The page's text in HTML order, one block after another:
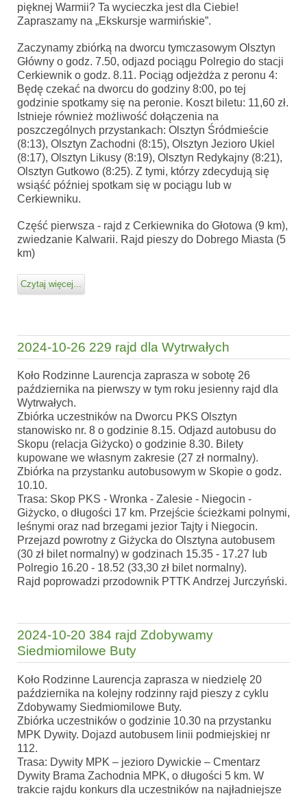
pięknej Warmii? Ta wycieczka jest dla Ciebie!
Zapraszamy na „Ekskursje warmińskie”.
Zaczynamy zbiórką na dworcu tymczasowym Olsztyn
Główny o godz. 7.50, odjazd pociągu Polregio do stacji
Cerkiewnik o godz. 8.11. Pociąg odjeżdża z peronu 4:
Będę czekać na dworcu do godziny 8:00, po tej
godzinie spotkamy się na peronie. Koszt biletu: 11,60 zł.
Istnieje również możliwość dołączenia na
poszczególnych przystankach: Olsztyn Śródmieście
(8:13), Olsztyn Zachodni (8:15), Olsztyn Jezioro Ukiel
(8:17), Olsztyn Likusy (8:19), Olsztyn Redykajny (8:21),
Olsztyn Gutkowo (8:25). Z tymi, którzy zdecydują się
wsiąść później spotkam się w pociągu lub w
Cerkiewniku.
Część pierwsza - rajd z Cerkiewnika do Głotowa (9 km),
zwiedzanie Kalwarii. Rajd pieszy do Dobrego Miasta (5
km)
Czytaj więcej...
2024-10-26 229 rajd dla Wytrwałych
Koło Rodzinne Laurencja zaprasza w sobotę 26
października na pierwszy w tym roku jesienny rajd dla
Wytrwałych.
Zbiórka uczestników na Dworcu PKS Olsztyn
stanowisko nr. 8 o godzinie 8.15. Odjazd autobusu do
Skopu (relacja Giżycko) o godzinie 8.30. Bilety
kupowane we własnym zakresie (27 zł normalny).
Zbiórka na przystanku autobusowym w Skopie o godz.
10.10.
Trasa: Skop PKS - Wronka - Zalesie - Niegocin -
Giżycko, o długości 17 km. Przejście ścieżkami polnymi,
leśnymi oraz nad brzegami jezior Tajty i Niegocin.
Przejazd powrotny z Giżycka do Olsztyna autobusem
(30 zł bilet normalny) w godzinach 15.35 - 17.27 lub
Polregio 16.20 - 18.52 (33,30 zł bilet normalny).
Rajd poprowadzi przodownik PTTK Andrzej Jurczyński.
2024-10-20 384 rajd Zdobywamy
Siedmiomilowe Buty
Koło Rodzinne Laurencja zaprasza w niedzielę 20
października na kolejny rodzinny rajd pieszy z cyklu
Zdobywamy Siedmiomilowe Buty.
Zbiórka uczestników o godzinie 10.30 na przystanku
MPK Dywity. Dojazd autobusem linii podmiejskiej nr
112.
Trasa: Dywity MPK – jezioro Dywickie – Cmentarz
Dywity Brama Zachodnia MPK, o długości 5 km. W
trakcie rajdu konkurs dla uczestników na najładniejsze